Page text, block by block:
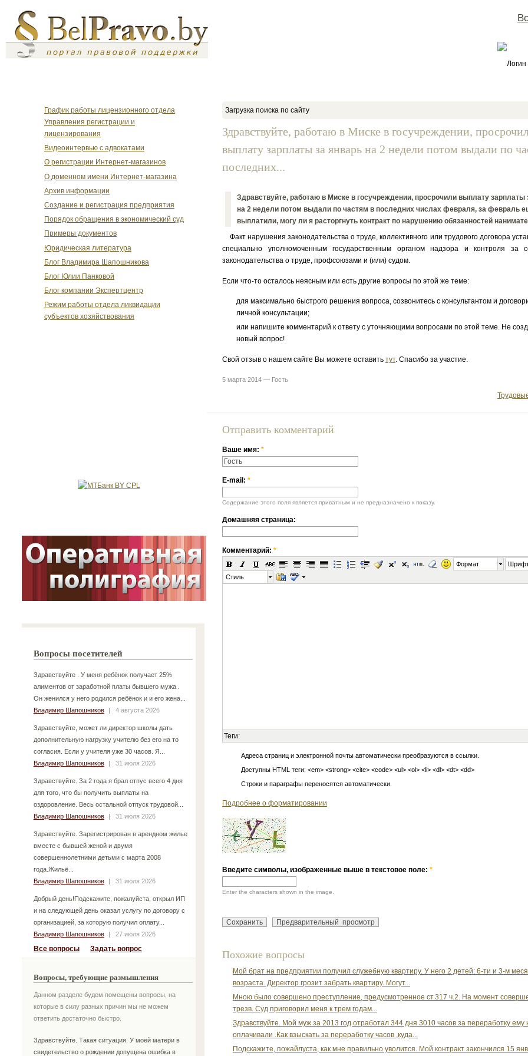
Логин
График работы лицензионного отдела
Управления регистрации и
лицензирования
Видеоинтервью с адвокатами
О регистрации Интернет-магазинов
О доменном имени Интернет-магазина
Архив информации
Создание и регистрация предприятия
Порядок обращения в экономический суд
Примеры документов
Юридическая литература
Блог Владимира Шапошникова
Блог Юлии Панковой
Блог компании Экспертцентр
Режим работы отдела ликвидации
субъектов хозяйствования
Вопросы посетителей
Здравствуйте . У меня ребёнок получает 25%
алиментов от заработной платы бывшего мужа .
Он женился у него родился ребёнок и и его жена...
Владимир Шапошников
| 4 августа 2026
Здравствуйте, может ли директор школы дать
дополнительную нагрузку учителю без его на то
согласия. Если у учителя уже 30 часов. Я...
Владимир Шапошников
| 31 июля 2026
Здравствуйте. За 2 года я брал отпус всего 4 дня
для того, что бы получить выплаты на
оздоровление. Весь остальной отпуск трудовой...
Владимир Шапошников
| 31 июля 2026
Здравствуйте. Зарегистрирован в арендном жилье
вместе с бывшей женой и двумя
совершеннолетними детьми с марта 2008
года.Жильё...
Владимир Шапошников
| 31 июля 2026
Добрый день!Подскажите, пожалуйста, открыл ИП
и на следующей день оказал услугу по договору с
организацией, за которую получил оплату...
Владимир Шапошников
| 27 июля 2026
Все вопросы Задать вопрос
Вопросы, требующие размышления
Данном разделе будем помещены вопросы, на
которые в силу разных причин мы не можем
ответить достаточно быстро.
Здравствуйте. Такая ситуация. У моей матери в
свидетельство о рождении допущена ошибка в
Загрузка поиска по сайту
Здравствуйте, работаю в Миске в госучреждении,
выплату зарплаты за январь на 2 недели потом выдали по
последних...
Здравствуйте, работаю в Миске в госучреждении, просрочили выплату зарплаты
на 2 недели потом выдали по частям в последних числах февраля, за февраль
выплатили, могу ли я расторгнуть контракт по нарушению обязанностей
Факт нарушения законодательства о труде, коллективного или трудового договора
специально уполномоченным государственным органом надзора и контроля за
законодательства о труде, профсоюзами и (или) судом.
Если что-то осталось неясным или есть другие вопросы по этой же теме:
для максимально быстрого решения вопроса, созвонитесь с консультантом и
личной консультации;
или напишите комментарий к ответу с уточняющими вопросами по этой теме. Не
новый вопрос!
Свой отзыв о нашем сайте Вы можете оставить тут. Спасибо за участие.
5 марта 2014 — Гость
Отправить комментарий
Ваше имя: *
E-mail: *
Содержание этого поля является приватным и не предназначено к показу.
Домашняя страница:
Комментарий: *
Формат
Стиль
Теги:
Адреса страниц и электронной почты автоматически преобразуются в ссылки.
Доступны HTML теги: <em> <strong> <cite> <code> <ul> <ol> <li> <dl> <dt> <dd>
Строки и параграфы переносятся автоматически.
Подробнее о форматировании
Введите символы, изображенные выше в текстовое поле: *
Enter the characters shown in the image.
Похожие вопросы
Мой брат на предприятии получил служебную квартиру. У него 2 детей: 6-ти и 3-м
возраста. Директор грозит забрать квартиру. Могут...
Мною было совершено преступление, предусмотренное ст.317 ч.2. На момент
трезв. Суд приговорил меня к трем годам...
Здравствуйте. Мой муж за 2013 год отработал 344 дня 3010 часов за переработку ему
оплачивали .Как взыскать за переработку часов ,куда...
Подскажите, пожайлуста, как мне правильно уволится. Мой контракт закончился 15